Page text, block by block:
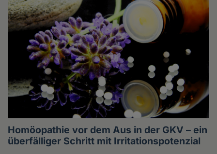
Homöopathie vor dem Aus in der GKV – ein
überfälliger Schritt mit Irritationspotenzial